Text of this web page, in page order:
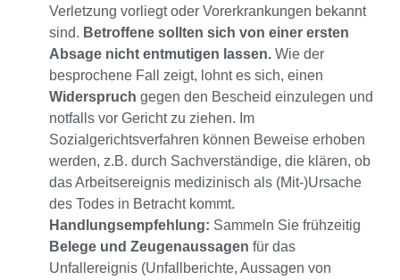
Verletzung vorliegt oder Vorerkrankungen bekannt
sind. Betroffene sollten sich von einer ersten
Absage nicht entmutigen lassen. Wie der
besprochene Fall zeigt, lohnt es sich, einen
Widerspruch gegen den Bescheid einzulegen und
notfalls vor Gericht zu ziehen. Im
Sozialgerichtsverfahren können Beweise erhoben
werden, z.B. durch Sachverständige, die klären, ob
das Arbeitsereignis medizinisch als (Mit-)Ursache
des Todes in Betracht kommt.
Handlungsempfehlung: Sammeln Sie frühzeitig
Belege und Zeugenaussagen für das
Unfallereignis (Unfallberichte, Aussagen von